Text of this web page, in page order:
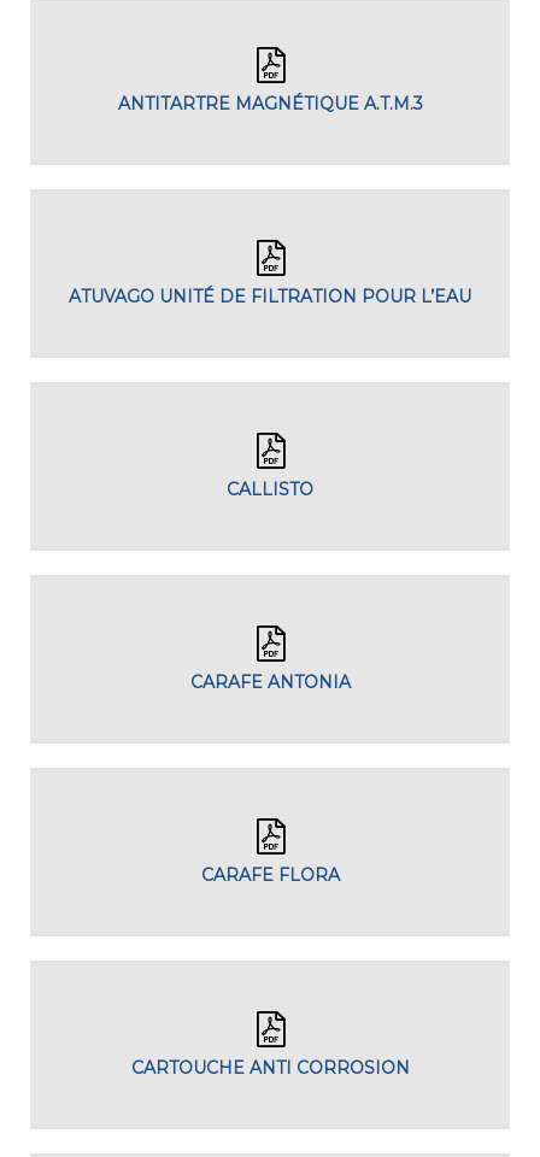
ANTITARTRE MAGNÉTIQUE A.T.M.3
ATUVAGO UNITÉ DE FILTRATION POUR L’EAU
CALLISTO
CARAFE ANTONIA
CARAFE FLORA
CARTOUCHE ANTI CORROSION